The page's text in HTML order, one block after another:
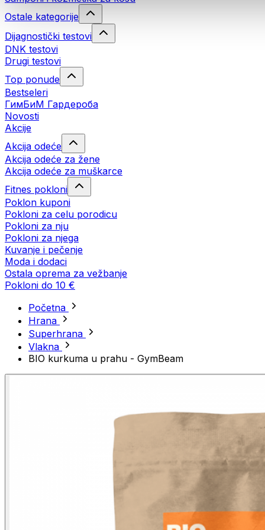
Ostale kategorije
Dijagnostički testovi
DNK testovi
Drugi testovi
Top ponude
Bestseleri
ГимБиМ Гардeробa
Novosti
Akcije
Akcija odeće
Akcija odeće za žene
Akcija odeće za muškarce
Fitnes pokloni
Poklon kuponi
Pokloni za celu porodicu
Pokloni za nju
Pokloni za njega
Kuvanje i pečenje
Moda i dodaci
Ostala oprema za vežbanje
Pokloni do 10 €
Početna
Hrana
Superhrana
Vlakna
BIO kurkuma u prahu - GymBeam